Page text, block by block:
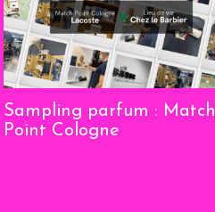
Sampling parfum : Match
Point Cologne